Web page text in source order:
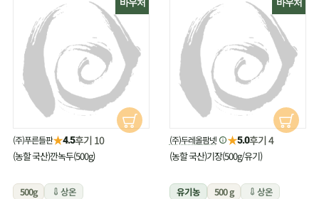
바우처
(주)두레올팜넷 ★5.0후기 4
(농할 국산)기장(500g/유기)
유기농 500 g 상온
바우처
(주)푸른들판★4.5후기 10
(농할 국산)깐녹두(500g)
500g 상온